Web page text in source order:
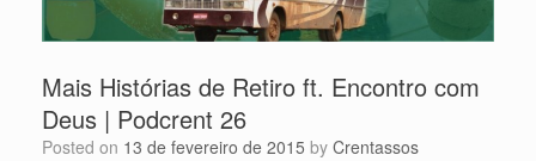
Mais Histórias de Retiro ft. Encontro com
Deus | Podcrent 26
Posted on 13 de fevereiro de 2015 by Crentassos